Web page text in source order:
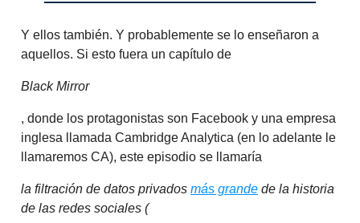
Y ellos también. Y probablemente se lo enseñaron a
aquellos. Si esto fuera un capítulo de
Black Mirror
, donde los protagonistas son Facebook y una empresa
inglesa llamada Cambridge Analytica (en lo adelante le
llamaremos CA), este episodio se llamaría
la filtración de datos privados más grande de la historia
de las redes sociales (